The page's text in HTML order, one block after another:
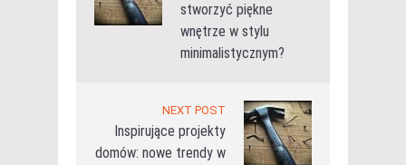
stworzyć piękne
wnętrze w stylu
minimalistycznym?
NEXT POST
Inspirujące projekty
domów: nowe trendy w